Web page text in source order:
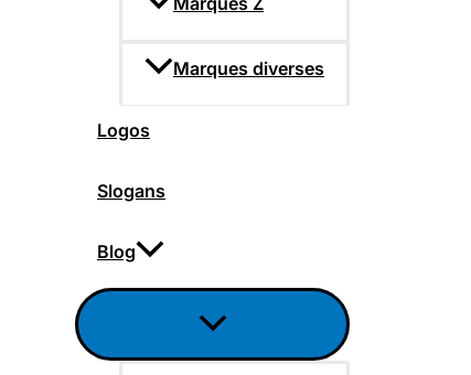
Marques diverses
Logos
Slogans
Blog